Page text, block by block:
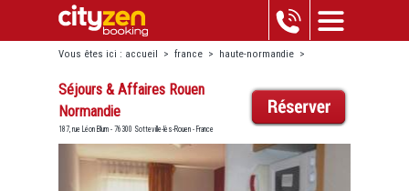
Vous êtes ici : accueil > france > haute-normandie >
sotteville-lès-rouen> séjours & affaires rouen normandie
Séjours & Affaires Rouen
Normandie
187, rue Léon Blum - 76300 Sotteville-lès-Rouen - France